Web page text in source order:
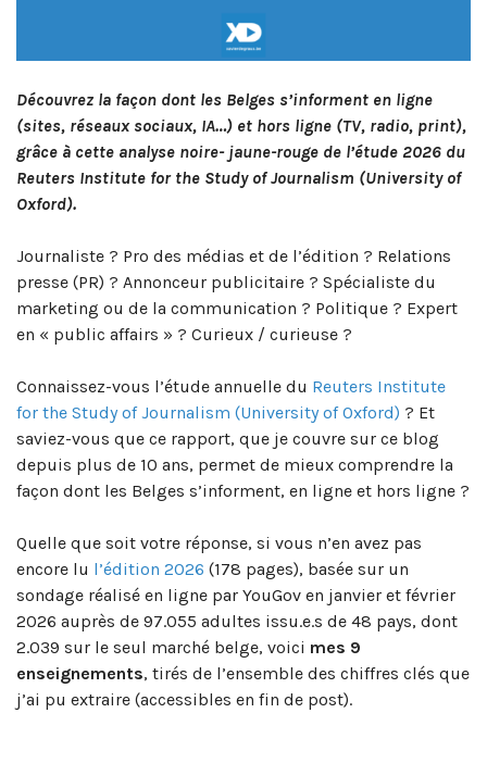
Découvrez la façon dont les Belges s’informent en ligne
(sites, réseaux sociaux, IA…) et hors ligne (TV, radio, print),
grâce à cette analyse noire- jaune-rouge de l’étude 2026 du
Reuters Institute for the Study of Journalism (University of
Oxford).
Journaliste ? Pro des médias et de l’édition ? Relations
presse (PR) ? Annonceur publicitaire ? Spécialiste du
marketing ou de la communication ? Politique ? Expert
en « public affairs » ? Curieux / curieuse ?
Connaissez-vous l’étude annuelle du Reuters Institute
for the Study of Journalism (University of Oxford) ? Et
saviez-vous que ce rapport, que je couvre sur ce blog
depuis plus de 10 ans, permet de mieux comprendre la
façon dont les Belges s’informent, en ligne et hors ligne ?
Quelle que soit votre réponse, si vous n’en avez pas
encore lu l’édition 2026 (178 pages), basée sur un
sondage réalisé en ligne par YouGov en janvier et février
2026 auprès de 97.055 adultes issu.e.s de 48 pays, dont
2.039 sur le seul marché belge, voici mes 9
enseignements, tirés de l’ensemble des chiffres clés que
j’ai pu extraire (accessibles en fin de post).